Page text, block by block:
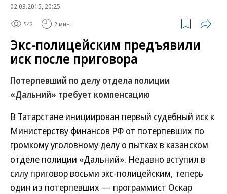
02.03.2015, 20:25
542 2 мин.
Экс-полицейским предъявили
иск после приговора
Потерпевший по делу отдела полиции
«Дальний» требует компенсацию
В Татарстане инициирован первый судебный иск к
Министерству финансов РФ от потерпевших по
громкому уголовному делу о пытках в казанском
отделе полиции «Дальний». Недавно вступил в
силу приговор восьми экс-полицейским, теперь
один из потерпевших — программист Оскар